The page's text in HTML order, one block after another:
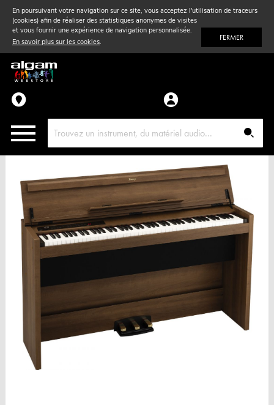
En poursuivant votre navigation sur ce site, vous acceptez l'utilisation de traceurs
(cookies) afin de réaliser des statistiques anonymes de visites
et vous fournir une expérience de navigation personnalisée.
En savoir plus sur les cookies. FERMER
Vent& Violon
Accessoires
Pièces détachées